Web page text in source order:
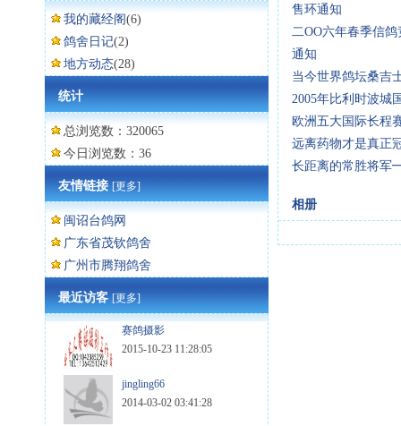
我的藏经阁(6)
鸽舍日记(2)
地方动态(28)
统计
总浏览数：320065
今日浏览数：36
友情链接[更多]
闽诏台鸽网
广东省茂钦鸽舍
广州市腾翔鸽舍
最近访客[更多]
赛鸽摄影
2015-10-23 11:28:05
jingling66
2014-03-02 03:41:28
售环通知
二OO六年春季信鸽
通知
当今世界鸽坛桑吉
2005年比利时波
欧洲五大国际长程
远离药物才是真正
长距离的常胜将
相册